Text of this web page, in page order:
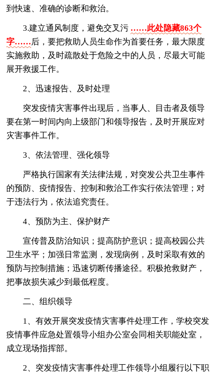
到快速、准确的诊断和救治。
3.建立通风制度，避免交叉污 ……此处隐藏863个
字……后，要把救助人员生命作为首要任务，最大限度
实施救助，及时疏散处于危险之中的人员，尽最大可能
展开救援工作。
2、迅速报告、及时处理
突发疫情灾害事件出现后，当事人、目击者及领导
要在第一时间内向上级部门和领导报告，及时开展应对
灾害事件工作。
3、依法管理、强化领导
严格执行国家有关法律法规，对突发公共卫生事件
的预防、疫情报告、控制和救治工作实行依法管理；对
于违法行为，依法追究责任。
4、预防为主、保护财产
宣传普及防治知识；提高防护意识；提高校园公共
卫生水平；加强日常监测，发现病例，及时采取有效的
预防与控制措施；迅速切断传播途径。积极抢救财产，
把事故损失减少到最低程度。
二、组织领导
1、有效开展突发疫情灾害事件处理工作，学校突发
疫情事件应急处置领导小组办公室会同相关职能处室，
成立现场指挥部。
2、突发疫情灾害事件处理工作领导小组履行以下职